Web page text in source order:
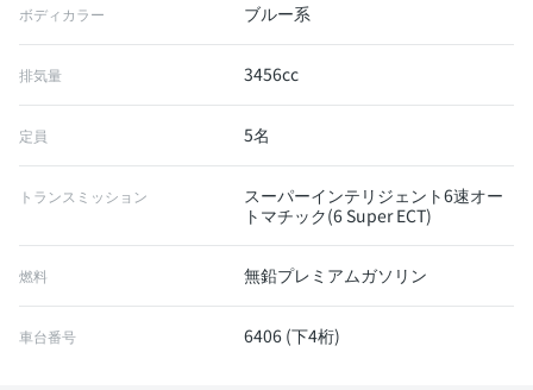
ボディカラー ブルー系
排気量 3456cc
定員 5名
トランスミッション
スーパーインテリジェント6速オー
トマチック(6 Super ECT)
燃料 無鉛プレミアムガソリン
車台番号 6406 (下4桁)